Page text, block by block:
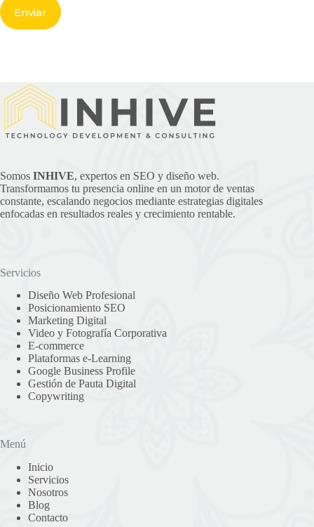
Somos INHIVE, expertos en SEO y diseño web.
Transformamos tu presencia online en un motor de ventas
constante, escalando negocios mediante estrategias digitales
enfocadas en resultados reales y crecimiento rentable.
Servicios
Diseño Web Profesional
Posicionamiento SEO
Marketing Digital
Video y Fotografía Corporativa
E-commerce
Plataformas e-Learning
Google Business Profile
Gestión de Pauta Digital
Copywriting
Menú
Inicio
Servicios
Nosotros
Blog
Contacto